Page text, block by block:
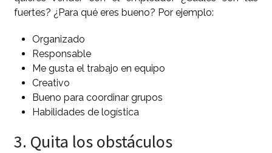
fuertes? ¿Para qué eres bueno? Por ejemplo:
Organizado
Responsable
Me gusta el trabajo en equipo
Creativo
Bueno para coordinar grupos
Habilidades de logística
3. Quita los obstáculos